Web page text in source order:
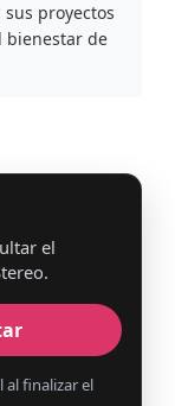
proyectos
bienestar de
el
al finalizar el